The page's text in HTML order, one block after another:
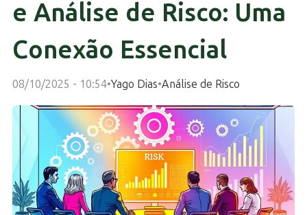
e Análise de Risco: Uma
Conexão Essencial
08/10/2025 - 10:54•Yago Dias•Análise de Risco